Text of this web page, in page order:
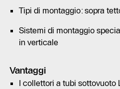
Tipi di montaggio: sopra
Sistemi di montaggio
in verticale
Vantaggi
I collettori a tubi sottovuoto